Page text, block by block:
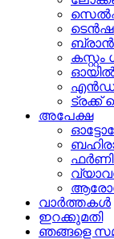
എൻഡ്
ട്രക്ക്
അപേക്ഷ
വാർത്തകൾ
ഇറക്കുമതി
ഞങ്ങളെ